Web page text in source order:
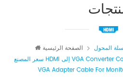
الصفحة الرئيسية المحول
سعر المصنع HDMI إلى VGA Converter Cable HDCP 1.3 1080P HDMI To
VGA Adapter Cable For